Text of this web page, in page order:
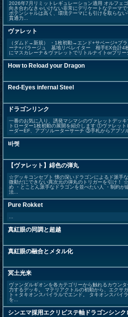
2026年7月リミットレギュレーション適用 オルフェ
向き合わなきゃいけない非常にデリケートなテーマ
ポテンシャルは高く、環境テーマにも引けを取らない
貫通力...
ヴァレット
（ダムド→新規） ・1枚初動→エンド+サベージ+ブ
ーナ+バラージュ 墓地リベレイター 相手EX合計4
にマスカレーナ＆ヴァレットでリトルナイトorブリ
How to Reload your Dragon
Red-Eyes infernal Steel
ドラゴンリンク
一番のお気に入り、誘発マシマシのヴァレットデッ
トローダー1枚初動の展開を紹介します ①ヴァレッ
ーダーEF、アブソルーターサーチ ③手札からアブソ
바렛
【ヴァレット】緋色の弾丸
☆デッキコンセプト 懐の深いドラゴンによるド派手
微動だにできない異次元の弾丸のトリガーを引け！
め ・とことん派手なドラゴンを並べたい人 ・制約が
法...
Pure Rokket
...
真紅眼の同調と超越
真紅眼の融合とメタル化
冥土光来
ヴァンダルギオンを各カテゴリーから触れるカウン
力するデッキ。 マテリアクトルの初動から、エクサ
ト＋タキオンスパイラルでエンド。 タキオンスパイ
を...
シンエマ採用エクリビステ軸ドラゴンシンク